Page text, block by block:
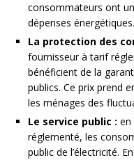
consommateurs ont
dépenses énergétiques.
La protection des
fournisseur à tarif
bénéficient de la
publics. Ce prix prend
les ménages des
Le service public : en
réglementé, les
public de l’électricité.